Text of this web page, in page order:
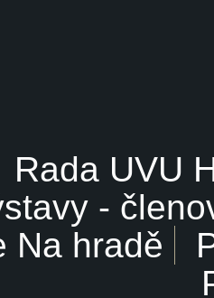
Rada UVU
-
Na hradě